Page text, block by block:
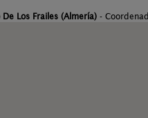
Los Frailes (Almería) -